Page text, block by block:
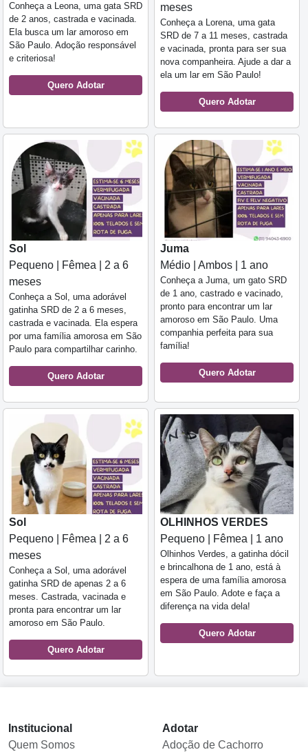
Conheça a Leona, uma gata SRD
de 2 anos, castrada e vacinada.
Ela busca um lar amoroso em
São Paulo. Adoção responsável
e criteriosa!
Quero Adotar
meses
Conheça a Lorena, uma gata
SRD de 7 a 11 meses, castrada
e vacinada, pronta para ser sua
nova companheira. Ajude a dar a
ela um lar em São Paulo!
Quero Adotar
Sol
Pequeno | Fêmea | 2 a 6
meses
Conheça a Sol, uma adorável
gatinha SRD de 2 a 6 meses,
castrada e vacinada. Ela espera
por uma família amorosa em São
Paulo para compartilhar carinho.
Quero Adotar
Juma
Médio | Ambos | 1 ano
Conheça a Juma, um gato SRD
de 1 ano, castrado e vacinado,
pronto para encontrar um lar
amoroso em São Paulo. Uma
companhia perfeita para sua
família!
Quero Adotar
Sol
Pequeno | Fêmea | 2 a 6
meses
Conheça a Sol, uma adorável
gatinha SRD de apenas 2 a 6
meses. Castrada, vacinada e
pronta para encontrar um lar
amoroso em São Paulo.
Quero Adotar
OLHINHOS VERDES
Pequeno | Fêmea | 1 ano
Olhinhos Verdes, a gatinha dócil
e brincalhona de 1 ano, está à
espera de uma família amorosa
em São Paulo. Adote e faça a
diferença na vida dela!
Quero Adotar
Institucional
Quem Somos
Adotar
Adoção de Cachorro